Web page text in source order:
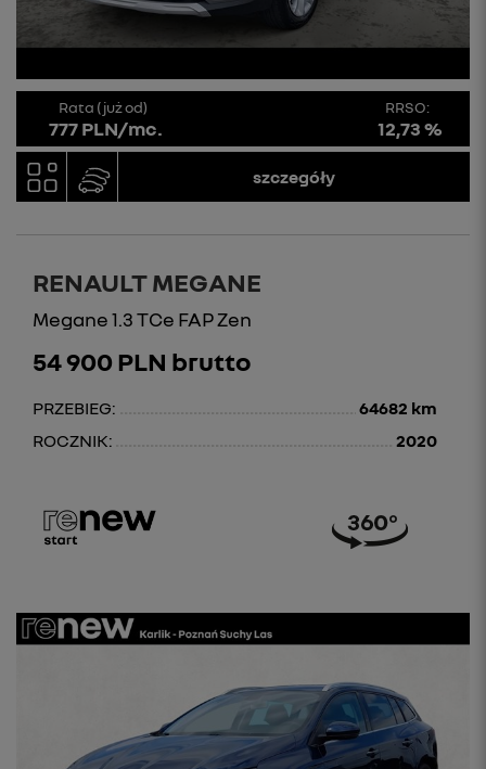
Rata (już od)
777 PLN/mc.
RRSO:
12,73 %
szczegóły
RENAULT MEGANE
Megane 1.3 TCe FAP Zen
54 900 PLN brutto
PRZEBIEG:
64682 km
ROCZNIK:
2020